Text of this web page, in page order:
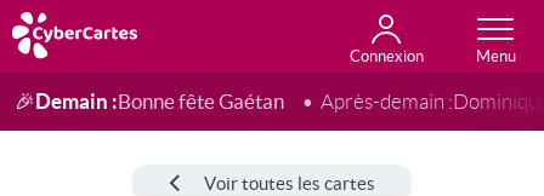
Connexion
Anniversaire
Fête du jour
Amour
Amitié
Merci
Toutes les cartes
🎉Demain :Bonne fête Gaétan Après-demain :
Voir toutes les cartes